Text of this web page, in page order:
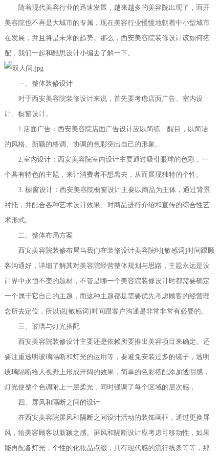
随着现代美容行业的迅速发展，越来越多的美容院出现了，而开
美容院也不再是大城市的专属，现在美容行业慢慢地朝着中小型城市
在发展，并且将是未来的趋势。那么，西安美容院装修设计该如何搭
配，我们一起和酷思设计小编去了解一下。
一、整体装修设计
对于西安美容院装修设计来说，首先要考虑店面广告、室内设
计、橱窗设计。
1.店面广告：西安美容院店面广告设计应以简练、醒目，以简洁
的风格、新颖的格调、协调的色彩突出自己的形象。
2.室内设计：西安美容院室内设计主要通过吸引眼球的色彩，一
个具有特色的主题，来让消费者不想离去，从而展现独特的个性。
3. 橱窗设计：西安美容院橱窗设计主要以商品为主体，通过背景
衬托，并配合各种艺术设计效果、对商品进行介绍和宣传的综合性艺
术形式。
二、整体布局方案
西安美容院装修布局当我们在装修设计美容院时[敏感词]时间跟顾
客沟通好，详细了解其对美容院经营整体规划与思路，主题永远是设
计界中永恒不变的题材，不管是哪一个美容院装修设计时都需要确定
一个属于它自己的主题，而这种主题都是需要优先考虑顾客的经营理
念所去定位，所以说[敏感词]时间跟客户沟通是非常非常有必要的。
三、玻璃与灯光搭配
西安美容院装修设计主要还是依赖所要推出美容项目来确定。还
要注重透明玻璃隔断和灯光的运用等，要避免安装过多的镜子，透明
玻璃隔断给人视野上形成开阔的效果，简单的色彩搭配添加透明感，
灯光使整个色调附上一层柔光，同时强调了每个区域的层次感，
四、屏风和隔断之间的设计
在西安美容院屏风和隔断之间设计活动的装饰画框，通过更换屏
风，给美容顾客以新颖之感。屏风和隔断设计应考虑可移动性，如果
能再配备灯光，个性的化妆品点缀，具有现代感的流行线条等等，那